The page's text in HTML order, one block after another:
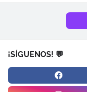
¡SÍGUENOS! 💬